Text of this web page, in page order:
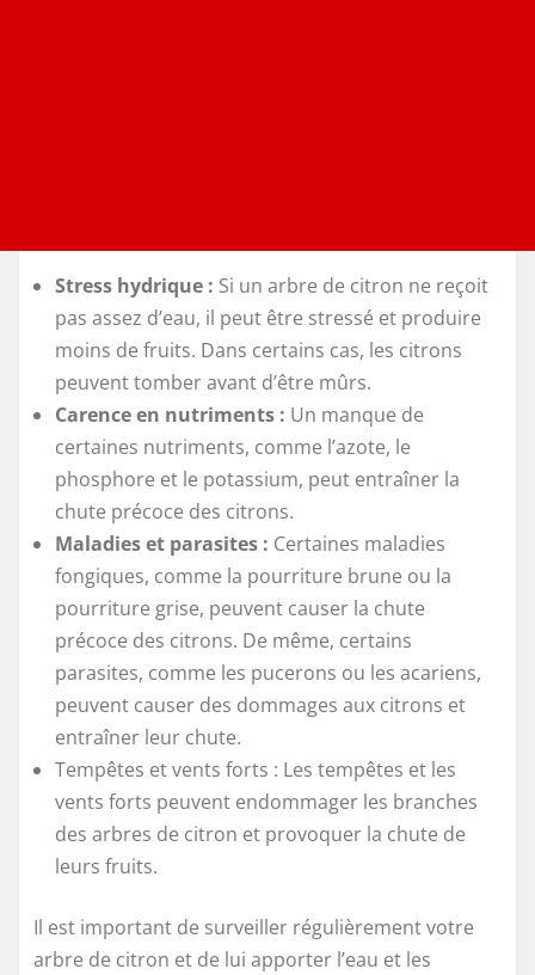
Stress hydrique : Si un arbre de citron ne reçoit
pas assez d’eau, il peut être stressé et produire
moins de fruits. Dans certains cas, les citrons
peuvent tomber avant d’être mûrs.
Carence en nutriments : Un manque de
certaines nutriments, comme l’azote, le
phosphore et le potassium, peut entraîner la
chute précoce des citrons.
Maladies et parasites : Certaines maladies
fongiques, comme la pourriture brune ou la
pourriture grise, peuvent causer la chute
précoce des citrons. De même, certains
parasites, comme les pucerons ou les acariens,
peuvent causer des dommages aux citrons et
entraîner leur chute.
Tempêtes et vents forts : Les tempêtes et les
vents forts peuvent endommager les branches
des arbres de citron et provoquer la chute de
leurs fruits.
Il est important de surveiller régulièrement votre
arbre de citron et de lui apporter l’eau et les